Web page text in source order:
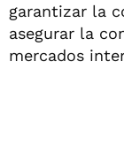
garantizar la
asegurar la
mercados